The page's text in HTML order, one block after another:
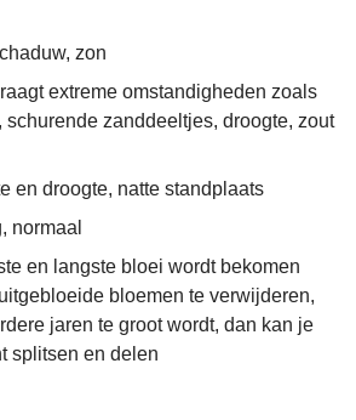
zon
extreme omstandigheden zoals
zanddeeltjes, droogte, zout
en droogte, natte standplaats
normaal
en langste bloei wordt bekomen
bloemen te verwijderen,
jaren te groot wordt, dan kan je
splitsen en delen